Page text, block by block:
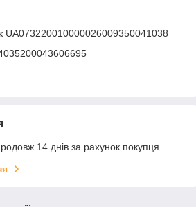
UA073220010000026009350041038
14 днів за рахунок покупця